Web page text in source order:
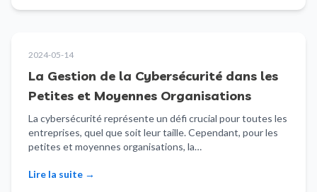
2024-05-14
La Gestion de la Cybersécurité dans les
Petites et Moyennes Organisations
La cybersécurité représente un défi crucial pour toutes les
entreprises, quel que soit leur taille. Cependant, pour les
petites et moyennes organisations, la…
Lire la suite →